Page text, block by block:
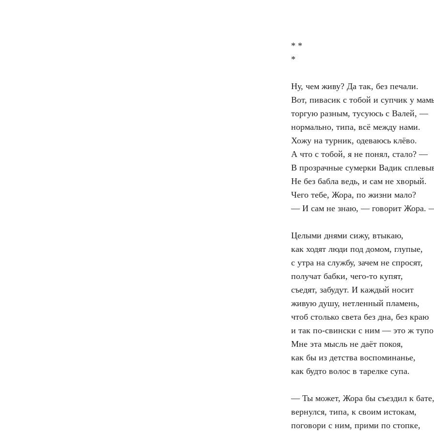
* *
*
Ну, чем живу? Да так, без печали.
Вот, пивасик с тобой и супчик у
торгую разным, тусуюсь с Валей, —
нормально, типа, всё между нами.
Хожу на турник, одеваюсь клёво.
А что с тобой, я не понял, стало? —
В прозрачные сумерки Вадик
Не без бабла ведь, и сам не хворый.
Чего тебе, Жора, по жизни мало?
— И сам не знаю, — говорит Жора.
Целыми днями сижу, втыкаю,
как ходят люди под домом, глупые,
с утра на службу, зачем не спросят,
получат бабки, чего-то купят,
съедят, забудут. И каждый носит
живую душу, нетленный пламень,
чтоб столько света без дна, без краю
и так по-свински с ним — это ж
Мне эта мысль не даёт покоя,
как бы из детства воспоминанье,
как будто волос в тарелке супа.
— Ты может, Жора бы съездил к бате,
вернулся, типа, к своим истокам,
поговори с ним, прими по стопке,